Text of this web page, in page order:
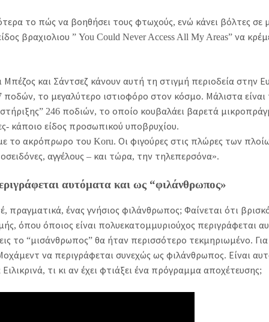
το πώς να βοηθήσει τους φτωχούς, ενώ κάνει βόλτες σε
βραχιολιου ” You Could Never Access All My Areas” να
και Σάντσεζ κάνουν αυτή τη στιγμή περιοδεία στην
το μεγαλύτερο ιστιοφόρο στον κόσμο. Μάλιστα είναι
246 ποδιών, το οποίο κουβαλάει βαρετά
κάποιο είδος προσωπικού υποβρυχίου.
το ακρόπρωρο του Koru. Οι φιγούρες στις πλώρες των
αγγέλους – και τώρα, την τηλεπερσόνα».
αυτόματα και ως “φιλάνθρωπος»
πραγματικά, ένας γνήσιος φιλάνθρωπος; Φαίνεται ότι
όπου όποιος είναι πολυεκατομμυριούχος περιγράφεται
το “μισάνθρωπος” θα ήταν περισσότερο τεκμηριωμένο.
να περιγράφεται συνεχώς ως φιλάνθρωπος. Είναι
τι κι αν έχει φτιάξει ένα πρόγραμμα αποχέτευσης;